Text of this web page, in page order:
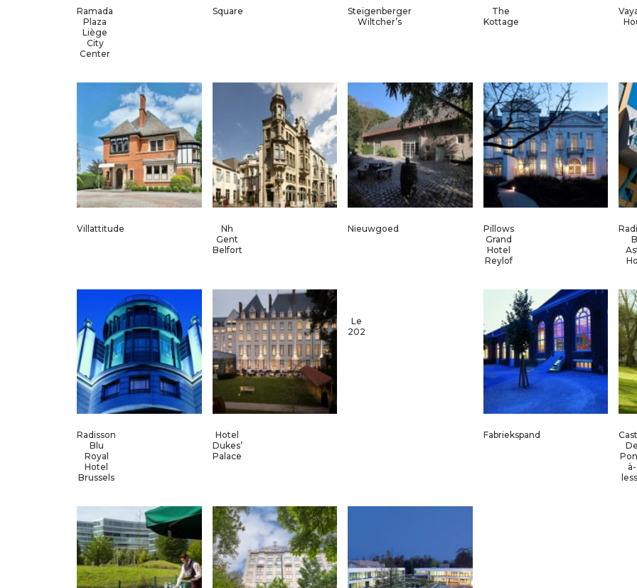
Ramada
Plaza
Liège
City
Center
Square
Steigenberger
Wiltcher’s
The
Kottage
Villattitude
Nh
Gent
Belfort
Nieuwgoed
Pillows
Grand
Hotel
Reylof
Radisson
Blu
Royal
Hotel
Brussels
Hotel
Dukes’
Palace
Le
202
Fabriekspand
De
à-